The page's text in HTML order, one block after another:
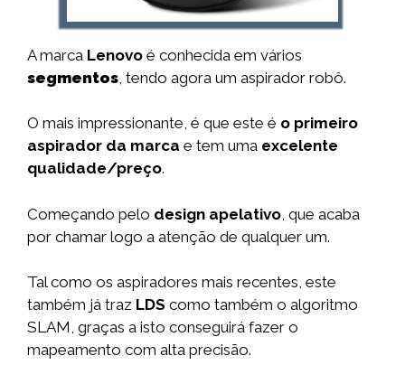
A marca Lenovo é conhecida em vários
segmentos , tendo agora um aspirador robô.
O mais impressionante, é que este é o primeiro
aspirador da marca e tem uma excelente
qualidade/preço.
Começando pelo design apelativo , que acaba
por chamar logo a atenção de qualquer um.
Tal como os aspiradores mais recentes, este
também já traz LDS como também o algoritmo
SLAM, graças a isto conseguirá fazer o
mapeamento com alta precisão.